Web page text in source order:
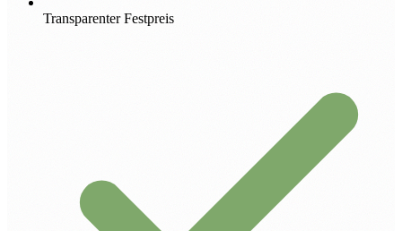
Transparenter Festpreis